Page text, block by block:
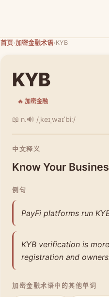
首页›加密金融术语›KYB
KYB
🔥 加密金融
📖 n.🔊 /ˌkeɪˌwaɪˈbiː/
中文释义
Know Your
例句
PayFi platforms run
KYB verification is
registration and
加密金融术语中的其他单词